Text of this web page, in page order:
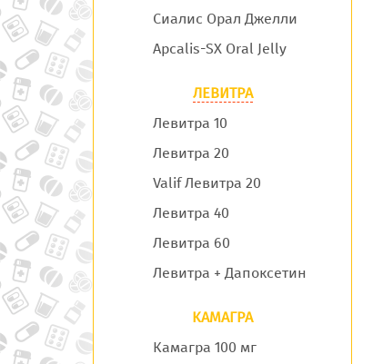
Сиалис Орал Джелли
Apcalis-SX Oral Jelly
ЛЕВИТРА
Левитра 10
Левитра 20
Valif Левитра 20
Левитра 40
Левитра 60
Левитра + Дапоксетин
КАМАГРА
Камагра 100 мг